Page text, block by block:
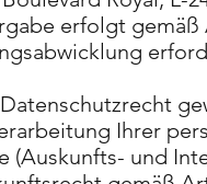
erfolgt gemäß
Ihrer
(Auskunfts- und